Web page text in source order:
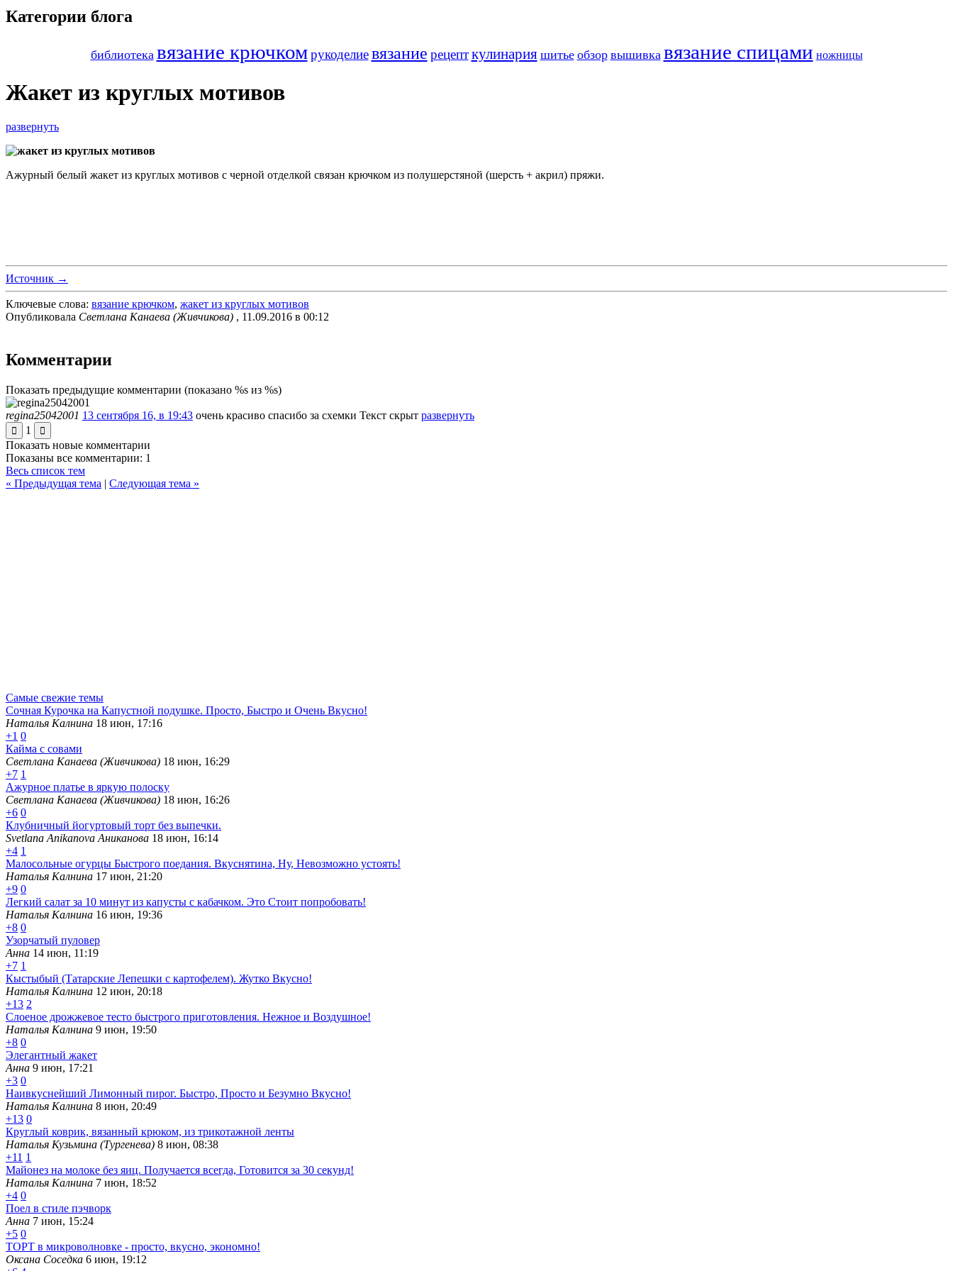
Категории блога
библиотека вязание крючком рукоделие вязание рецепт кулинария шитье обзор вышивка вязание спицами ножницы
Жакет из круглых мотивов
развернуть
Ажурный белый жакет из круглых мотивов с черной отделкой связан крючком из полушерстяной (шерсть + акрил) пряжи.
Источник →
Ключевые слова: вязание крючком, жакет из круглых мотивов
Опубликовала Светлана Канаева (Живчикова) , 11.09.2016 в 00:12
Комментарии
Показать предыдущие комментарии (показано %s из %s)
regina25042001 13 сентября 16, в 19:43 очень красиво спасибо за схемки Текст скрыт развернуть
1
Показать новые комментарии
Показаны все комментарии: 1
Весь список тем
« Предыдущая тема | Следующая тема »
Самые свежие темы
Сочная Курочка на Капустной подушке. Просто, Быстро и Очень Вкусно!
Наталья Калнина 18 июн, 17:16
+1 0
Кайма с совами
Светлана Канаева (Живчикова) 18 июн, 16:29
+7 1
Ажурное платье в яркую полоску
Светлана Канаева (Живчикова) 18 июн, 16:26
+6 0
Клубничный йогуртовый торт без выпечки.
Svetlana Anikanova Аниканова 18 июн, 16:14
+4 1
Малосольные огурцы Быстрого поедания. Вкуснятина, Ну, Невозможно устоять!
Наталья Калнина 17 июн, 21:20
+9 0
Легкий салат за 10 минут из капусты с кабачком. Это Стоит попробовать!
Наталья Калнина 16 июн, 19:36
+8 0
Узорчатый пуловер
Анна 14 июн, 11:19
+7 1
Кыстыбый (Татарские Лепешки с картофелем). Жутко Вкусно!
Наталья Калнина 12 июн, 20:18
+13 2
Слоеное дрожжевое тесто быстрого приготовления. Нежное и Воздушное!
Наталья Калнина 9 июн, 19:50
+8 0
Элегантный жакет
Анна 9 июн, 17:21
+3 0
Наивкуснейший Лимонный пирог. Быстро, Просто и Безумно Вкусно!
Наталья Калнина 8 июн, 20:49
+13 0
Круглый коврик, вязанный крюком, из трикотажной ленты
Наталья Кузьмина (Тургенева) 8 июн, 08:38
+11 1
Майонез на молоке без яиц. Получается всегда, Готовится за 30 секунд!
Наталья Калнина 7 июн, 18:52
+4 0
Поел в стиле пэчворк
Анна 7 июн, 15:24
+5 0
ТОРТ в микроволновке - просто, вкусно, экономно!
Оксана Соседка 6 июн, 19:12